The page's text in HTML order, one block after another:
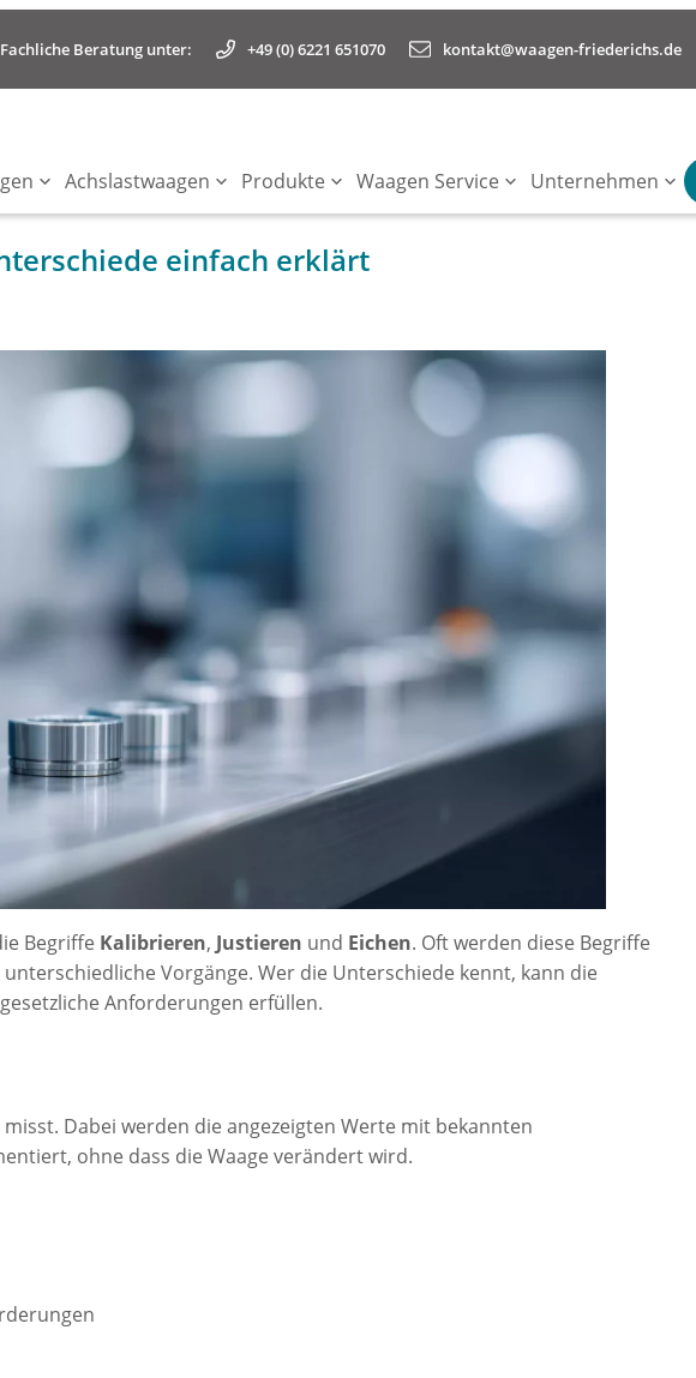
Fachliche Beratung unter: +49 (0) 6221 651070 kontakt@waagen-friederichs.de
Achslastwaagen Produkte Waagen Service Unternehmen
einfach erklärt
Begriffe Kalibrieren, Justieren und Eichen. Oft werden diese Begriffe
Vorgänge. Wer die Unterschiede kennt, kann die
Anforderungen erfüllen.
Dabei werden die angezeigten Werte mit bekannten
ohne dass die Waage verändert wird.